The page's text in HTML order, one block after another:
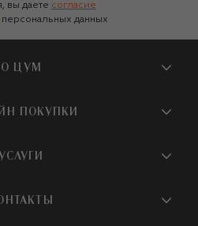
вы даете согласие
персональных данных
О ЦУМ
магазине
и ПВЗ ЦУМ
ПОКУПКИ
Доставка
УСЛУГИ